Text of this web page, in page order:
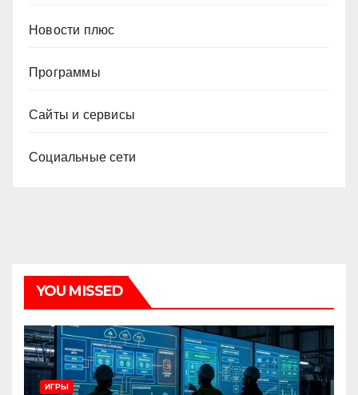
Новости плюс
Программы
Сайты и сервисы
Социальные сети
YOU MISSED
ИГРЫ